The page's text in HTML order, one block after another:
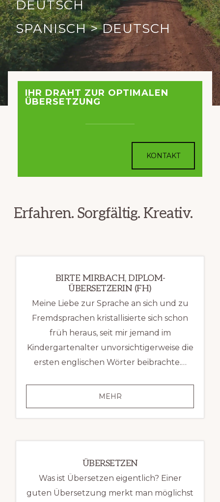
Traducción
DEUTSCH
SPANISCH > DEUTSCH
IHR DRAHT ZUR OPTIMALEN
ÜBERSETZUNG
KONTAKT
Erfahren. Sorgfältig. Kreativ.
BIRTE MIRBACH, DIPLOM-
ÜBERSETZERIN (FH)
Meine Liebe zur Sprache an sich und zu
Fremdsprachen kristallisierte sich schon
früh heraus, seit mir jemand im
Kindergartenalter unvorsichtigerweise die
ersten englischen Wörter beibrachte.…
MEHRBIRTE
MIRBACH,
ÜBERSETZEN
Was ist Übersetzen eigentlich? Einer
guten Übersetzung merkt man möglichst